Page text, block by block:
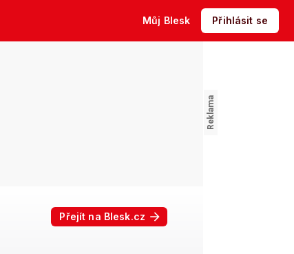
Můj Blesk Přihlásit se
Přejít na Blesk.cz